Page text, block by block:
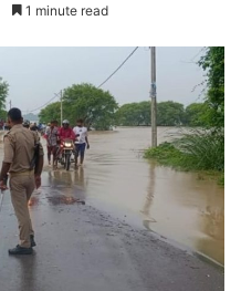
1 minute read